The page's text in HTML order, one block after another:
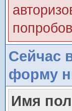
Сейчас
форму
Имя